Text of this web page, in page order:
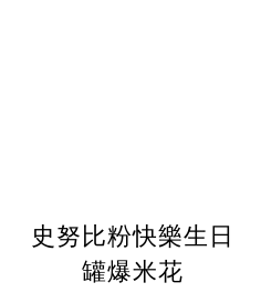
史努比粉快樂生日
罐爆米花